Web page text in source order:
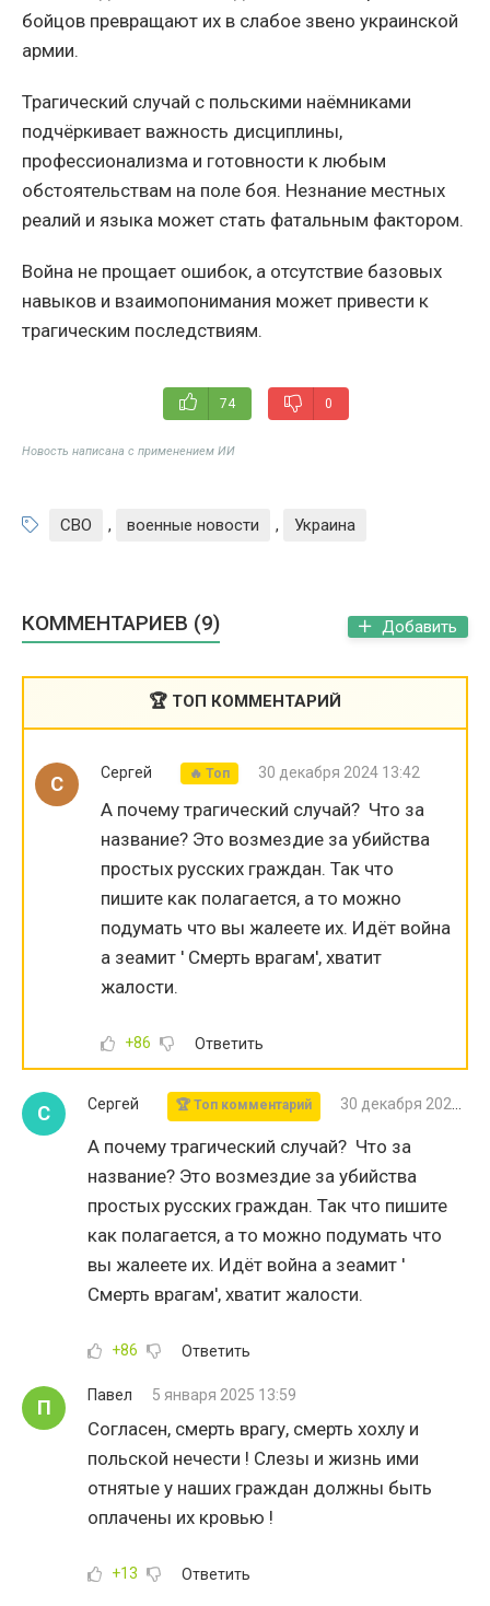
бойцов превращают их в слабое звено украинской
армии.
Трагический случай с польскими наёмниками
подчёркивает важность дисциплины,
профессионализма и готовности к любым
обстоятельствам на поле боя. Незнание местных
реалий и языка может стать фатальным фактором.
Война не прощает ошибок, а отсутствие базовых
навыков и взаимопонимания может привести к
трагическим последствиям.
74 0
Новость написана с применением ИИ
СВО , военные новости , Украина
КОММЕНТАРИЕВ (9) Добавить
🏆 ТОП КОММЕНТАРИЙ
С Сергей 🔥 Топ 30 декабря 2024 13:42
А почему трагический случай? Что за
название? Это возмездие за убийства
простых русских граждан. Так что
пишите как полагается, а то можно
подумать что вы жалеете их. Идёт война
а зеамит ' Смерть врагам', хватит
жалости.
+86 Ответить
С Сергей 🏆 Топ комментарий 30 декабря 2024 13:42
А почему трагический случай? Что за
название? Это возмездие за убийства
простых русских граждан. Так что пишите
как полагается, а то можно подумать что
вы жалеете их. Идёт война а зеамит '
Смерть врагам', хватит жалости.
+86 Ответить
П
Павел 5 января 2025 13:59
Согласен, смерть врагу, смерть хохлу и
польской нечести ! Слезы и жизнь ими
отнятые у наших граждан должны быть
оплачены их кровью !
+13 Ответить